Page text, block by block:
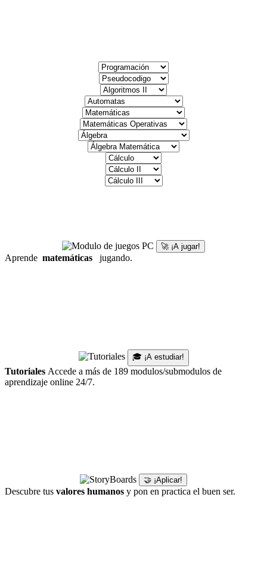
🚀 ¡A jugar!
Aprende matemáticas jugando.
🎓 ¡A estudiar!
Tutoriales Accede a más de 189 modulos/submodulos de
aprendizaje online 24/7.
🤝 ¡Aplicar!
Descubre tus valores humanos y pon en practica el buen ser.